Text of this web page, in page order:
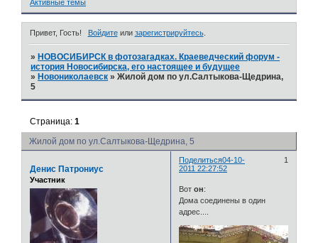
Активные темы
Привет, Гость! Войдитеили зарегистрируйтесь.
» НОВОСИБИРСК в фотозагадках. Краеведческий форум -
история Новосибирска, его настоящее и будущее
» Новониколаевск »Жилой дом по ул.Салтыкова-Щедрина,
5
Жилой дом по ул.Салтыкова-Щедрина, 5
Страница:1
Поделиться 1
04-10-
2011 22:27:52
Денис Патрониус
Участник
Вотон:
Дома соединены в один
адрес....